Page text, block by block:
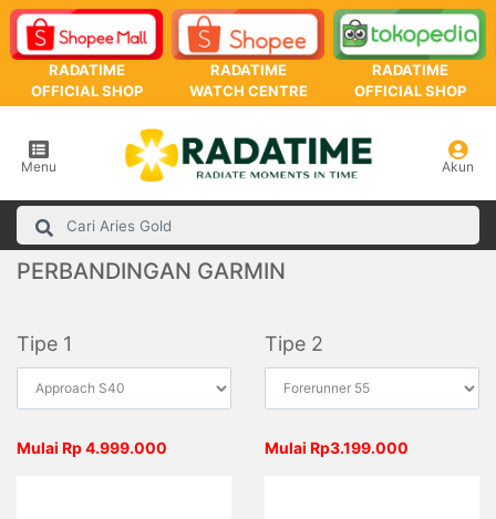
RADATIME
OFFICIAL SHOP
RADATIME
WATCH CENTRE
RADATIME
OFFICIAL SHOP
Menu Akun
PERBANDINGAN GARMIN
Tipe 1 Tipe 2
Mulai Rp 4.999.000 Mulai Rp3.199.000